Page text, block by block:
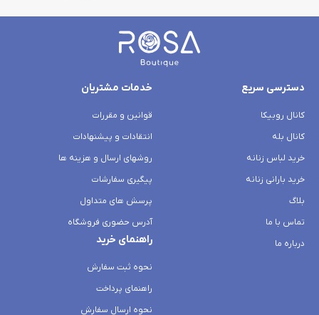
دسترسی سریع
کانال روبیکا
کانال بله
خرید لباس زنانه
خرید بارانی زنانه
بلاگ
تماس با ما
درباره ما
خدمات مشتریان
قوانین و مقررات
انتقادات و پیشنهادات
روشهای ارسال و هزینه ها
پیگیری سفارشات
پرسش های متداول
آدرس حضوری فروشگاه
راهنمای خرید
نحوه ثبت سفارش
راهنمای پرداخت
نحوه ارسال سفارش